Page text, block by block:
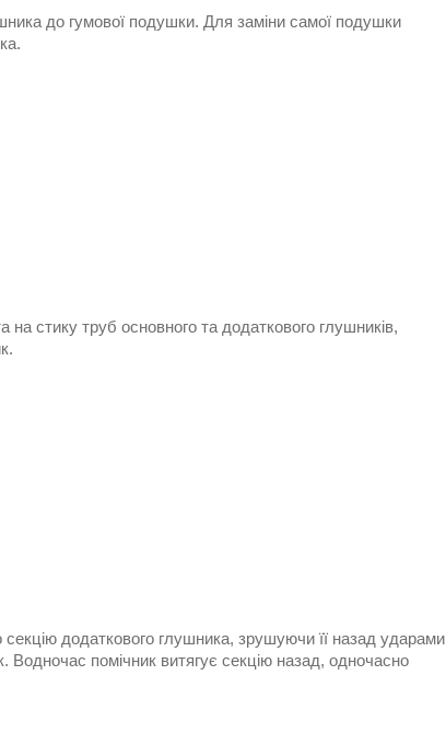
до гумової подушки. Для заміни самої подушки
стику труб основного та додаткового глушників,
додаткового глушника, зрушуючи її назад ударами
помічник витягує секцію назад, одночасно